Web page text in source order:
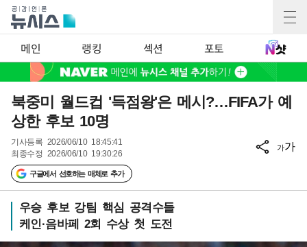
메인 랭킹 섹션 포토
북중미 월드컵 '득점왕'은 메시?…FIFA가 예
상한 후보 10명
기사등록 2026/06/10 18:45:41
최종수정 2026/06/10 19:30:26
구글에서 선호하는 매체로 추가
가가
우승 후보 강팀 핵심 공격수들
케인·음바페 2회 수상 첫 도전